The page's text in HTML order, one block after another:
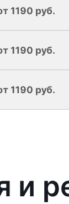
1190 руб.
1190 руб.
1190 руб.
и